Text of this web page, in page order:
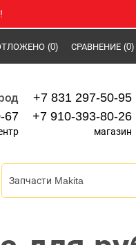
(0) СРАВНЕНИЕ (0)
67
+7 831 297-50-95
+7 910-393-80-26
магазин
Запчасти Makita